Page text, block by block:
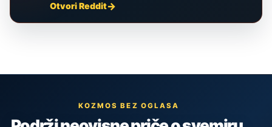
Otvori Reddit
KOZMOS BEZ OGLASA